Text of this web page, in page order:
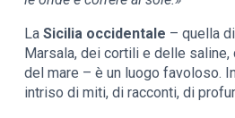
LaSicilia occidentale – quella
Marsala, dei cortili e delle
del mare – è un luogo favoloso.
intriso di miti, di racconti, di